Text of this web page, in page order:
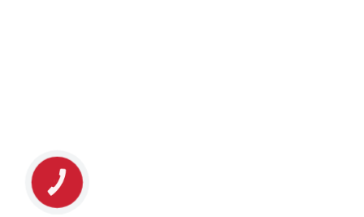
КНОПКА
ЗВ'ЯЗКУ